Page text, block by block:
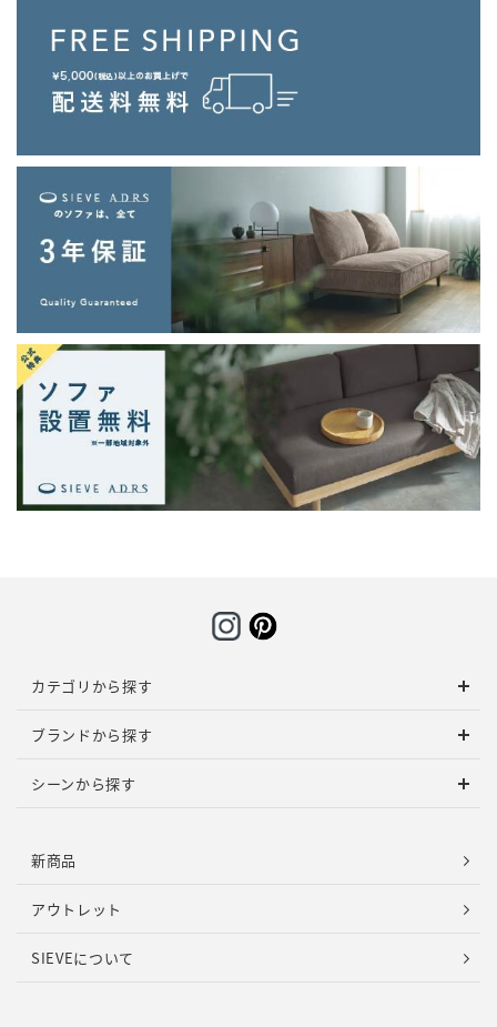
カテゴリから探す
ブランドから探す
シーンから探す
新商品
アウトレット
SIEVEについて